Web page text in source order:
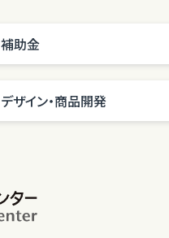
補助金
デザイン・商品開発